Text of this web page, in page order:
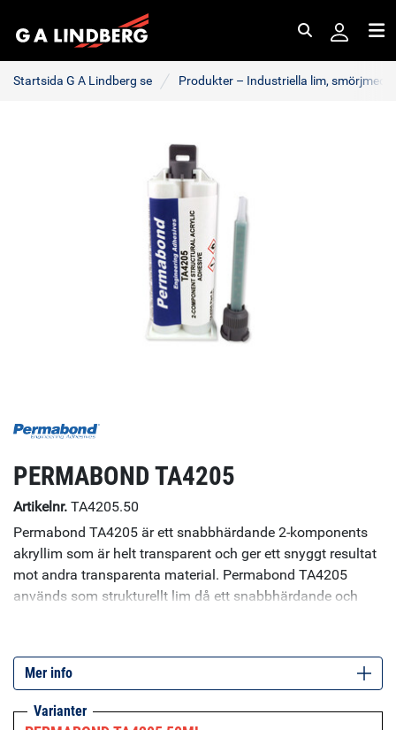
Startsida G A Lindberg se Produkter – Industriella lim,
PERMABOND TA4205
Artikelnr. TA4205.50
Permabond TA4205 är ett snabbhärdande 2-komponents
akryllim som är helt transparent och ger ett snyggt resultat
mot andra transparenta material. Permabond TA4205
används som strukturellt lim då ett snabbhärdande och
Viskositet: 100 000 cP. För en snabbare version av detta
lim, se Permabond TA4204.
Mer info
Varianter